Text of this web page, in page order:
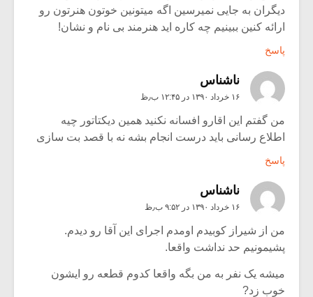
دیگران به جایی نمیرسین اگه میتونین خوتون هنرتون رو
ارائه کنین ببینیم چه کاره اید هنرمند بی نام و نشان!
پاسخ
ناشناس
۱۶ خرداد ۱۳۹۰ در ۱۲:۴۵ ب٫ظ
من گفتم این اقارو افسانه نکنید همین دیکتاتور چیه
اطلاع رسانی باید درست انجام بشه نه با قصد بت سازی
پاسخ
ناشناس
۱۶ خرداد ۱۳۹۰ در ۹:۵۲ ب٫ظ
من از شیراز کوبیدم اومدم اجرای این آقا رو دیدم.
پشیمونیم حد نداشت واقعا.
میشه یک نفر به من بگه واقعا کدوم قطعه رو ایشون
خوب زد?